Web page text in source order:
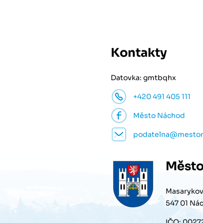
Kontakty
Datovka: gmtbqhx
+420 491 405 111
Město Náchod
547 01